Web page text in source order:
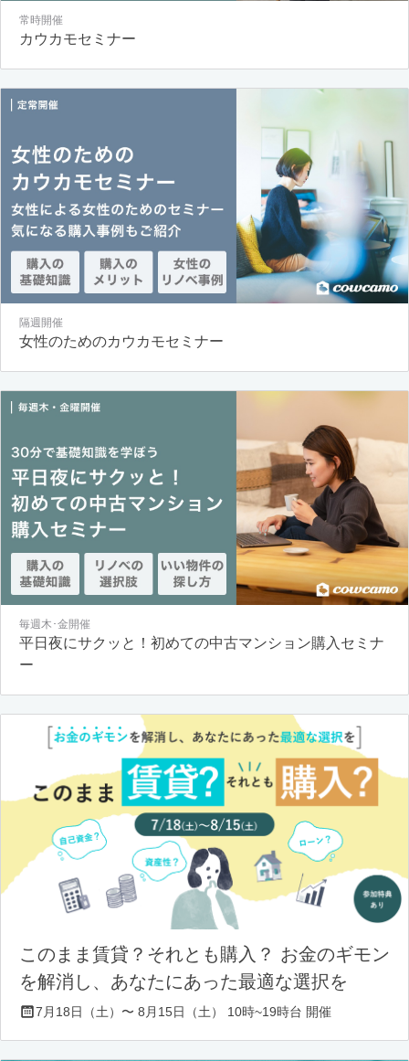
常時開催
カウカモセミナー
隔週開催
女性のためのカウカモセミナー
毎週木･金開催
平日夜にサクッと！初めての中古マンション購入セミナ
ー
このまま賃貸？それとも購入？ お金のギモン
を解消し、あなたにあった最適な選択を
7月18日（土）〜 8月15日（土） 10時~19時台 開催